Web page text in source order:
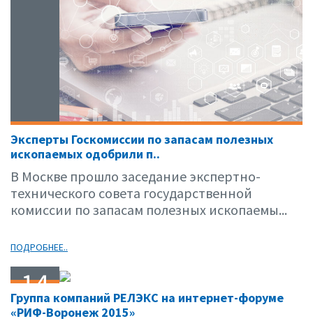
Эксперты Госкомиссии по запасам полезных
ископаемых одобрили п..
В Москве прошло заседание экспертно-
технического совета государственной
комиссии по запасам полезных ископаемы...
ПОДРОБНЕЕ..
14
09.15
Группа компаний РЕЛЭКС на интернет-форуме
«РИФ-Воронеж 2015»